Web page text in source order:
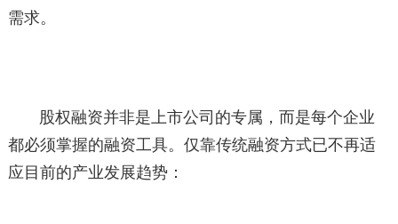
需求。
股权融资并非是上市公司的专属，而是每个企业
都必须掌握的融资工具。仅靠传统融资方式已不再适
应目前的产业发展趋势：